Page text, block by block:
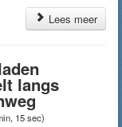
Lees meer
langs
15 sec)